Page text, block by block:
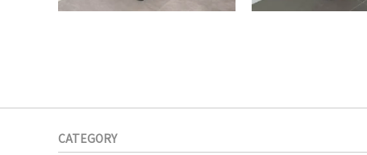
CATEGORY